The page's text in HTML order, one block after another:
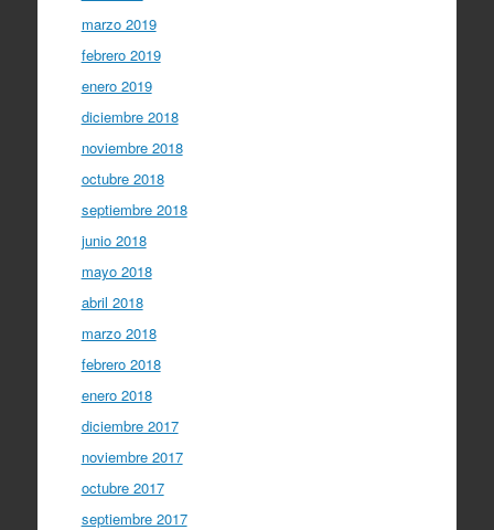
marzo 2019
febrero 2019
enero 2019
diciembre 2018
noviembre 2018
octubre 2018
septiembre 2018
junio 2018
mayo 2018
abril 2018
marzo 2018
febrero 2018
enero 2018
diciembre 2017
noviembre 2017
octubre 2017
septiembre 2017